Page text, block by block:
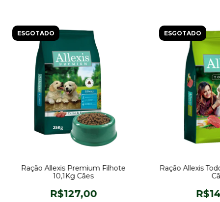
ESGOTADO
Ração Allexis Premium Filhote
10,1Kg Cães
R$127,00
ESGOTADO
Ração Allexis